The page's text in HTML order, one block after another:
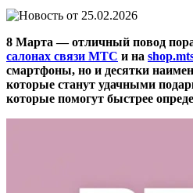
25.02.2026
8 Марта — отличный повод
салонах связи МТС и на
смартфоны, но и десятки
которые станут удачными
которые помогут быстрее